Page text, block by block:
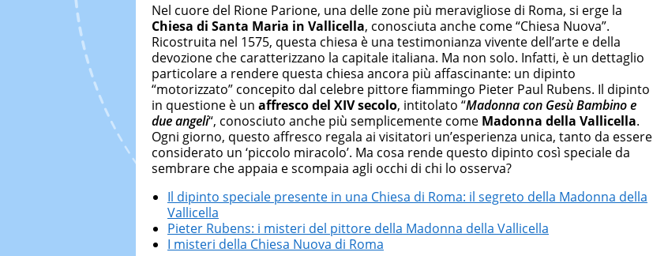
numerose testate ed è presidente dell'Associazione Culturale "La Biblioteca del Sannio".
Nel cuore del Rione Parione, una delle zone più meravigliose di Roma, si erge la
Chiesa di Santa Maria in Vallicella, conosciuta anche come “Chiesa Nuova”.
Ricostruita nel 1575, questa chiesa è una testimonianza vivente dell’arte e della
devozione che caratterizzano la capitale italiana. Ma non solo. Infatti, è un dettaglio
particolare a rendere questa chiesa ancora più affascinante: un dipinto
“motorizzato” concepito dal celebre pittore fiammingo Pieter Paul Rubens. Il dipinto
in questione è un affresco del XIV secolo, intitolato “Madonna con Gesù Bambino e
due angeli“, conosciuto anche più semplicemente come Madonna della Vallicella.
Ogni giorno, questo affresco regala ai visitatori un’esperienza unica, tanto da essere
considerato un ‘piccolo miracolo’. Ma cosa rende questo dipinto così speciale da
sembrare che appaia e scompaia agli occhi di chi lo osserva?
Il dipinto speciale presente in una Chiesa di Roma: il segreto della Madonna della
Vallicella
Pieter Rubens: i misteri del pittore della Madonna della Vallicella
I misteri della Chiesa Nuova di Roma